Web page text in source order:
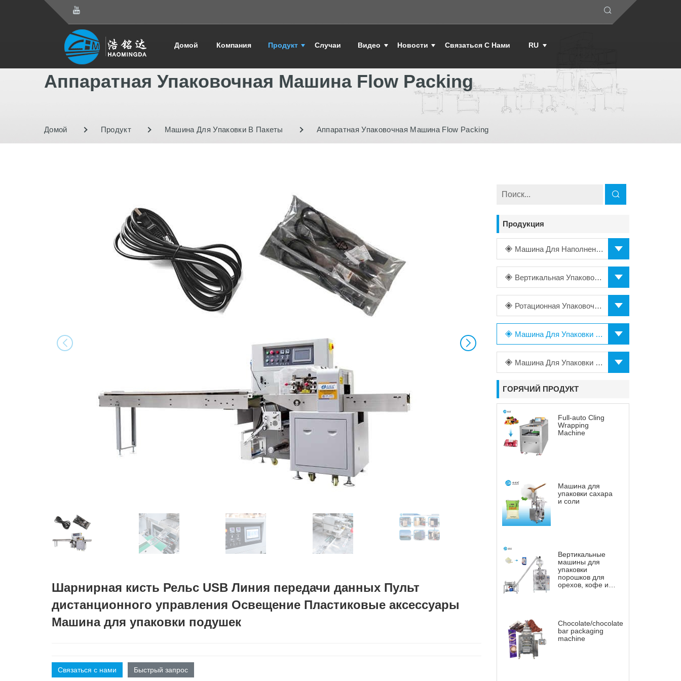
Домой Компания Продукт Случаи Видео Новости Связаться С Нами RU
Аппаратная Упаковочная Машина Flow Packing
Домой Продукт Машина Для Упаковки В Пакеты Аппаратная Упаковочная Машина Flow Packing
Шарнирная кисть Рельс USB Линия передачи данных Пульт
дистанционного управления Освещение Пластиковые аксессуары
Машина для упаковки подушек
Связаться с нами Быстрый запрос
Продукция
Машина Для Наполнения
Вертикальная Упаковочная Машина
Ротационная Упаковочная Машина
Машина Для Упаковки В Пакеты
Машина Для Упаковки В Пищевую Пленку
ГОРЯЧИЙ ПРОДУКТ
Full-auto Cling
Wrapping
Machine
Машина для
упаковки сахара
и соли
Вертикальные
машины для
упаковки
порошков для
орехов, кофе и т.
Chocolate/chocolate
bar packaging
machine